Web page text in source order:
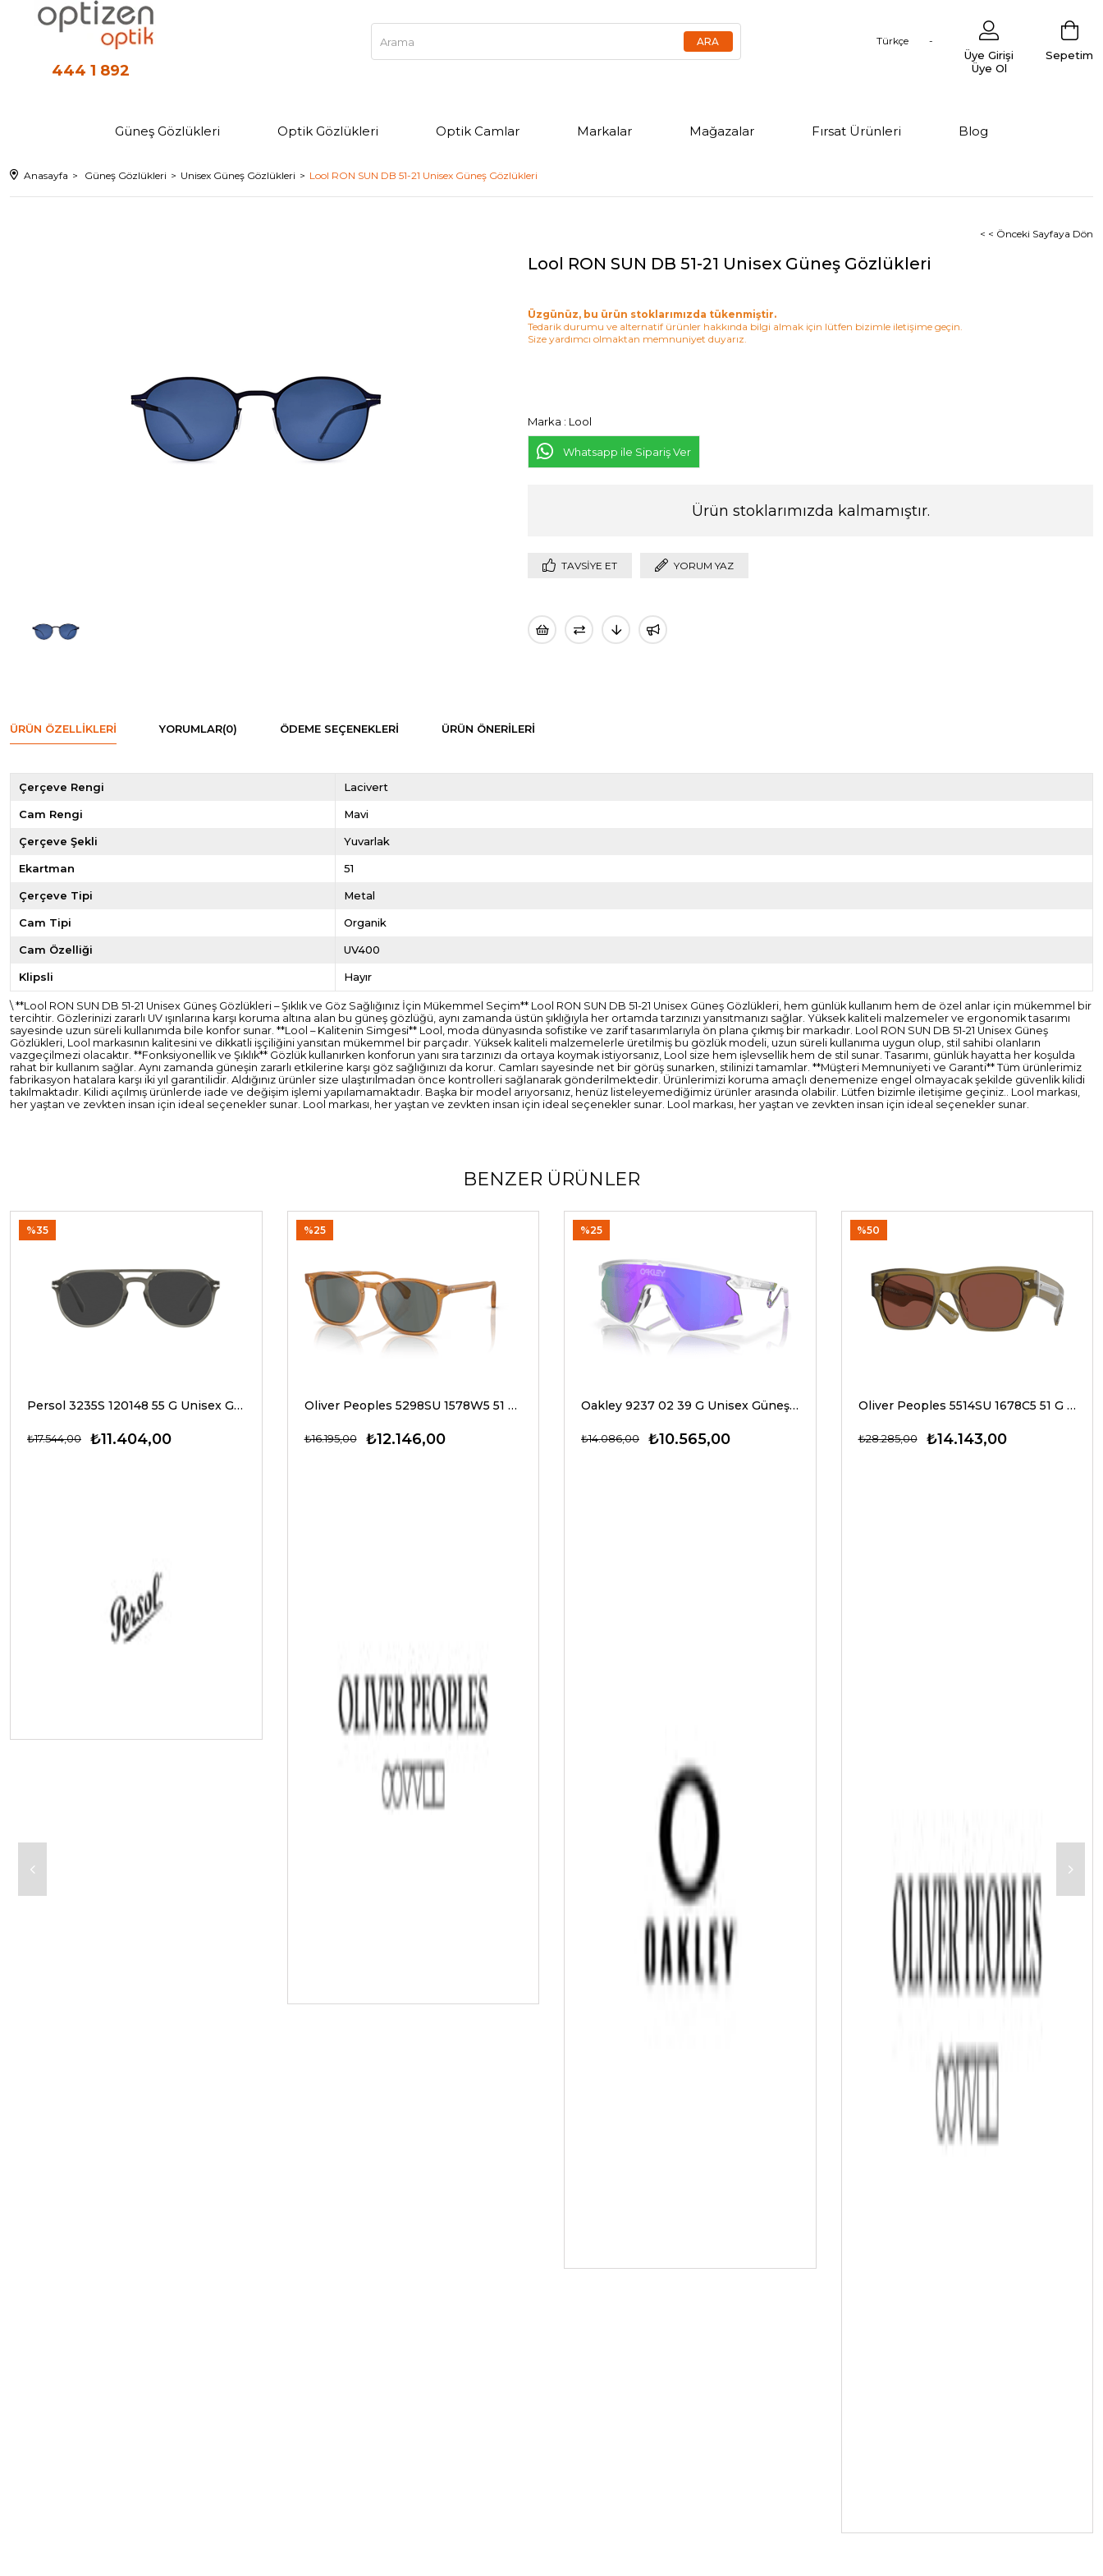
444 1 892
Türkçe
Sepetim
Üye Girişi
Üye Ol
Güneş Gözlükleri Optik Gözlükleri Optik Camlar Markalar Mağazalar Fırsat Ürünleri Blog
Anasayfa Güneş Gözlükleri Unisex Güneş Gözlükleri Lool RON SUN DB 51-21 Unisex Güneş Gözlükleri
< < Önceki Sayfaya Dön
Lool RON SUN DB 51-21 Unisex Güneş Gözlükleri
Üzgünüz, bu ürün stoklarımızda tükenmiştir.
Tedarik durumu ve alternatif ürünler hakkında bilgi almak için lütfen bizimle iletişime geçin.
Size yardımcı olmaktan memnuniyet duyarız.
Marka : Lool
Whatsapp ile Sipariş Ver
Ürün stoklarımızda kalmamıştır.
TAVSIYE ET YORUM YAZ
ÜRÜN ÖZELLIKLERI YORUMLAR(0) ÖDEME SEÇENEKLERI ÜRÜN ÖNERILERI
Çerçeve Rengi Lacivert
Cam Rengi Mavi
Çerçeve Şekli Yuvarlak
Ekartman 51
Çerçeve Tipi Metal
Cam Tipi Organik
Cam Özelliği UV400
Klipsli Hayır
\ **Lool RON SUN DB 51-21 Unisex Güneş Gözlükleri – Şıklık ve Göz Sağlığınız İçin Mükemmel Seçim** Lool RON SUN DB 51-21 Unisex Güneş Gözlükleri, hem günlük kullanım hem de özel anlar için mükemmel bir
tercihtir. Gözlerinizi zararlı UV ışınlarına karşı koruma altına alan bu güneş gözlüğü, aynı zamanda üstün şıklığıyla her ortamda tarzınızı yansıtmanızı sağlar. Yüksek kaliteli malzemeler ve ergonomik tasarımı
sayesinde uzun süreli kullanımda bile konfor sunar. **Lool – Kalitenin Simgesi** Lool, moda dünyasında sofistike ve zarif tasarımlarıyla ön plana çıkmış bir markadır. Lool RON SUN DB 51-21 Unisex Güneş
Gözlükleri, Lool markasının kalitesini ve dikkatli işçiliğini yansıtan mükemmel bir parçadır. Yüksek kaliteli malzemelerle üretilmiş bu gözlük modeli, uzun süreli kullanıma uygun olup, stil sahibi olanların
vazgeçilmezi olacaktır. **Fonksiyonellik ve Şıklık** Gözlük kullanırken konforun yanı sıra tarzınızı da ortaya koymak istiyorsanız, Lool size hem işlevsellik hem de stil sunar. Tasarımı, günlük hayatta her koşulda
rahat bir kullanım sağlar. Aynı zamanda güneşin zararlı etkilerine karşı göz sağlığınızı da korur. Camları sayesinde net bir görüş sunarken, stilinizi tamamlar. **Müşteri Memnuniyeti ve Garanti** Tüm ürünlerimiz
fabrikasyon hatalara karşı iki yıl garantilidir. Aldığınız ürünler size ulaştırılmadan önce kontrolleri sağlanarak gönderilmektedir. Ürünlerimizi koruma amaçlı denemenize engel olmayacak şekilde güvenlik kilidi
takılmaktadır. Kilidi açılmış ürünlerde iade ve değişim işlemi yapılamamaktadır. Başka bir model arıyorsanız, henüz listeleyemediğimiz ürünler arasında olabilir. Lütfen bizimle iletişime geçiniz.. Lool markası,
her yaştan ve zevkten insan için ideal seçenekler sunar. Lool markası, her yaştan ve zevkten insan için ideal seçenekler sunar. Lool markası, her yaştan ve zevkten insan için ideal seçenekler sunar.
BENZER ÜRÜNLER
Persol 3235S 120148 55 G Unisex Güneş Gözlükleri
₺11.404,00
₺17.544,00
%35
Oliver Peoples 5298SU 1578W5 51 G Unisex Güneş Gözlükleri
₺12.146,00
₺16.195,00
%25
Oakley 9237 02 39 G Unisex Güneş Gözlükleri
₺10.565,00
₺14.086,00
%25
Oliver Peoples 5514SU 1678C5 51 G Unisex Güneş Gözlükleri
₺14.143,00
₺28.285,00
%50